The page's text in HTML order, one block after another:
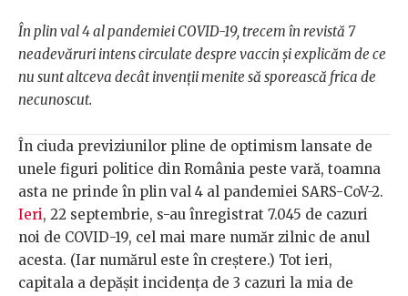
În plin val 4 al pandemiei COVID-19, trecem în revistă 7
neadevăruri intens circulate despre vaccin și explicăm de ce
nu sunt altceva decât invenții menite să sporească frica de
necunoscut.
În ciuda previziunilor pline de optimism lansate de
unele figuri politice din România peste vară, toamna
asta ne prinde în plin val 4 al pandemiei SARS-CoV-2.
Ieri, 22 septembrie, s-au înregistrat 7.045 de cazuri
noi de COVID-19, cel mai mare număr zilnic de anul
acesta. (Iar numărul este în creștere.) Tot ieri,
capitala a depășit incidența de 3 cazuri la mia de